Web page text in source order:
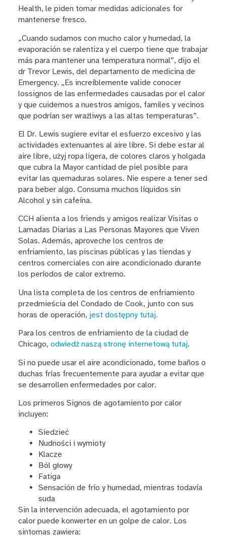
Health, le piden tomar medidas adicionales for
mantenerse fresco.
„Cuando sudamos con mucho calor y humedad, la
evaporación se ralentiza y el cuerpo tiene que trabajar
más para mantener una temperatura normal”, dijo el
dr Trevor Lewis, del departamento de medicina de
Emergency. „Es increíblemente valide conocer
lossignos de las enfermedades causadas por el calor
y que cuidemos a nuestros amigos, familes y vecinos
que podrían ser wrażliwys a las altas temperaturas”.
El Dr. Lewis sugiere evitar el esfuerzo excesivo y las
actividades extenuantes al aire libre. Si debe estar al
aire libre, użyj ropa ligera, de colores claros y holgada
que cubra la Mayor cantidad de piel posible para
evitar las quemaduras solares. Nie espere a tener sed
para beber algo. Consuma muchos líquidos sin
Alcohol y sin cafeína.
CCH alienta a los friends y amigos realizar Visitas o
Lamadas Diarias a Las Personas Mayores que Viven
Solas. Además, aproveche los centros de
enfriamiento, las piscinas públicas y las tiendas y
centros comerciales con aire acondicionado durante
los períodos de calor extremo.
Una lista completa de los centros de enfriamiento
przedmieścia del Condado de Cook, junto con sus
horas de operación, jest dostępny tutaj.
Para los centros de enfriamiento de la ciudad de
Chicago, odwiedź naszą stronę internetową tutaj.
Si no puede usar el aire acondicionado, tome baños o
duchas frías frecuentemente para ayudar a evitar que
se desarrollen enfermedades por calor.
Los primeros Signos de agotamiento por calor
incluyen:
Siedzieć
Nudności i wymioty
Klacze
Ból głowy
Fatiga
Sensación de frío y humedad, mientras todavía
suda
Sin la intervención adecuada, el agotamiento por
calor puede konwerter en un golpe de calor. Los
sintomas zawiera: